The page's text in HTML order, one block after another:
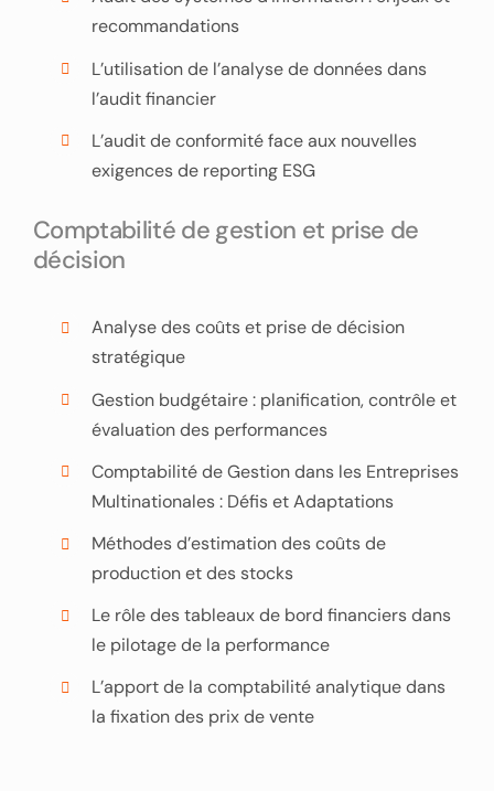
recommandations
L’utilisation de l’analyse de données dans
l’audit financier
L’audit de conformité face aux nouvelles
exigences de reporting ESG
Comptabilité de gestion et prise de
décision
Analyse des coûts et prise de décision
stratégique
Gestion budgétaire : planification, contrôle et
évaluation des performances
Comptabilité de Gestion dans les Entreprises
Multinationales : Défis et Adaptations
Méthodes d’estimation des coûts de
production et des stocks
Le rôle des tableaux de bord financiers dans
le pilotage de la performance
L’apport de la comptabilité analytique dans
la fixation des prix de vente